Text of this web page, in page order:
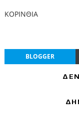
ΚΟΡΙΝΘΙΑ
BLOGGER